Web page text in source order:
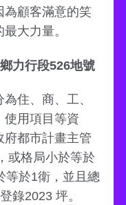
為顧客滿意的笑
大力量。
力行段526地號
住、商、工、
使用項目等資
府都市計畫主管
或格局小於等於
等於1衛，並且總
錄2023 坪。